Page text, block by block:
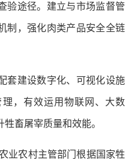
验途径。建立与市场监督管
制，强化肉类产品安全全链
建设数字化、可视化设施
，有效运用物联网、大数
畜屠宰质量和效能。
业农村主管部门根据国家牲